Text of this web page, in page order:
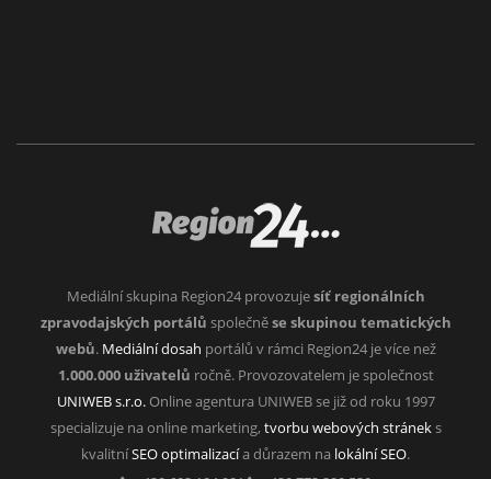
Mediální skupina Region24 provozujesíť regionálních
zpravodajských portálů společněse skupinou tematických
webů. Mediální dosah portálů v rámci Region24 je více než
1.000.000 uživatelů ročně. Provozovatelem je společnost
UNIWEB s.r.o.Online agentura UNIWEB se již od roku 1997
specializuje na online marketing, tvorbu webových stráneks
kvalitníSEO optimalizacía důrazem na lokální SEO.